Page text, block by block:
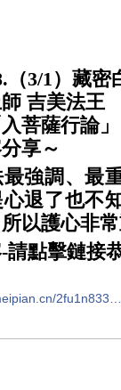
（3/1）藏
吉美法王
菩薩行論」
享～
強調、最
退了也不
以護心非
請點擊鏈接
2fu1n833…